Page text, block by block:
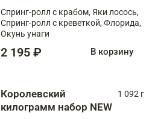
Спринг-ролл с крабом, Яки лосось,
Спринг-ролл с креветкой, Флорида,
Окунь унаги
2 195 ₽ В корзину
Королевский
килограмм набор NEW
1 092 г